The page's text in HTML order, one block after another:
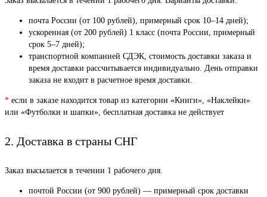
почта России (от 100 рублей), примерный срок 10–14 дней);
ускоренная (от 200 рублей) 1 класс (почта России, примерный
срок 5–7 дней);
транспортной компанией СДЭК, стоимость доставки заказа и
время доставки рассчитывается индивидуально. День отправки
заказа не входит в расчетное время доставки.
* если в заказе находится товар из категории «Книги», «Наклейки»
или «Футболки и шапки», бесплатная доставка не действует
2. Доставка в страны СНГ
Заказ высылается в течении 1 рабочего дня.
почтой России (от 900 рублей) — примерный срок доставки